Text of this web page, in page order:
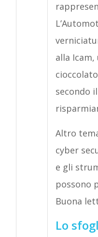
alla
secondo
Altro
cyber
e gli
possono
Buona
Lo